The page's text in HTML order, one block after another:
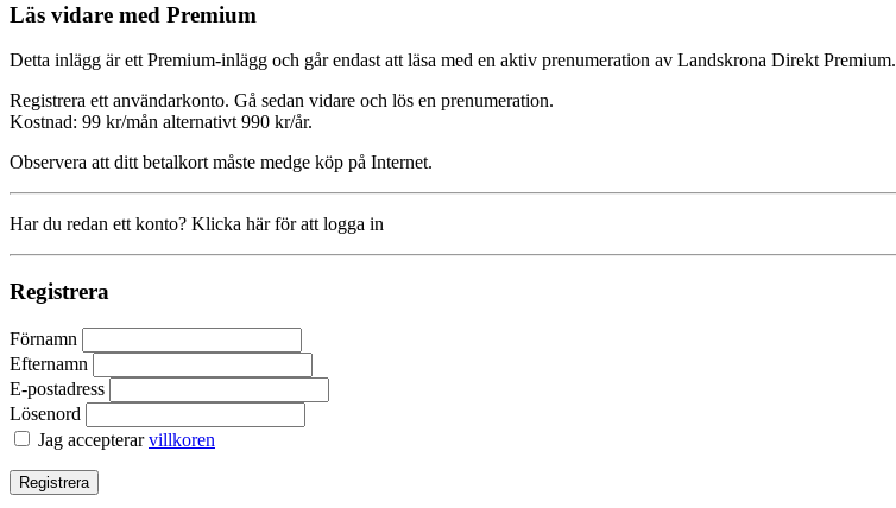
Läs vidare med Premium
Detta inlägg är ett Premium-inlägg och går endast att läsa med en aktiv prenumeration av Landskrona Direkt Premium.
Registrera ett användarkonto. Gå sedan vidare och lös en prenumeration.
Kostnad: 99 kr/mån alternativt 990 kr/år.
Observera att ditt betalkort måste medge köp på Internet.
Har du redan ett konto? Klicka här för att logga in
Registrera
Förnamn
Efternamn
E-postadress
Lösenord
Jag accepterarvillkoren